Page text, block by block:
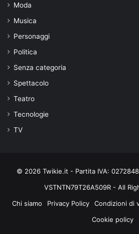
Moda
Musica
Personaggi
Politica
Senza categoria
Spettacolo
Teatro
Tecnologie
TV
© 2026 Twikie.it - Partita IVA:
VSTNTN79T26A509R - All
Chi siamo
Privacy Policy Condizioni di
Cookie policy